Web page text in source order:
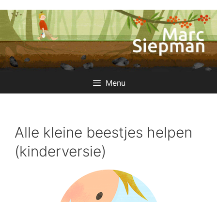
naar
inhoud
Menu
Alle kleine beestjes helpen
(kinderversie)